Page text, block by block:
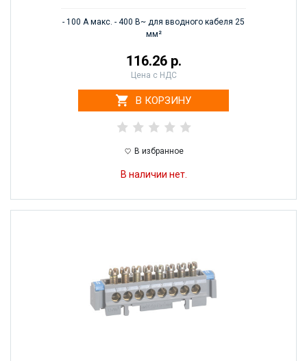
- 100 А макс. - 400 В~ для вводного кабеля 25
мм²
116.26 р.
Цена с НДС
В КОРЗИНУ
В избранное
В наличии нет.